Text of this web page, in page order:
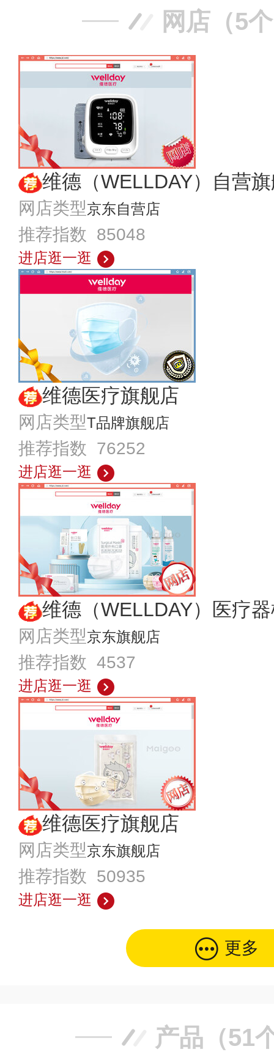
网店（5
维德（WELLDAY）自营
网店类型京东自营店
推荐指数 85048
进店逛一逛
维德医疗旗舰店
网店类型T品牌旗舰店
推荐指数 76252
进店逛一逛
维德（WELLDAY）医疗
网店类型京东旗舰店
推荐指数 4537
进店逛一逛
维德医疗旗舰店
网店类型京东旗舰店
推荐指数 50935
进店逛一逛
更多
产品（51